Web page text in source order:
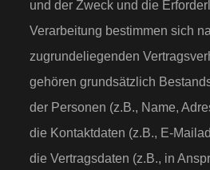
und der Zweck und die
Verarbeitung bestimmen sich
zugrundeliegenden
gehören grundsätzlich
der Personen (z.B., Name,
die Kontaktdaten (z.B., E-
die Vertragsdaten (z.B., in